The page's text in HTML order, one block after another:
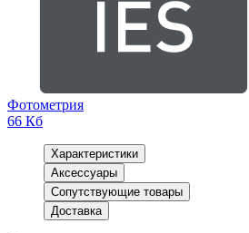
Фотометрия
66 Кб
Характеристики
Аксессуары
Сопутствующие товары
Доставка